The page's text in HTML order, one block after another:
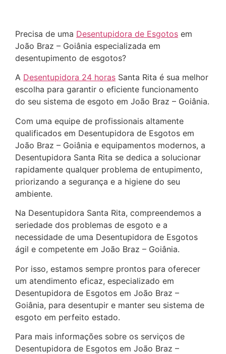
Precisa de uma Desentupidora de Esgotos em
João Braz – Goiânia especializada em
desentupimento de esgotos?
A Desentupidora 24 horas Santa Rita é sua melhor
escolha para garantir o eficiente funcionamento
do seu sistema de esgoto em João Braz – Goiânia.
Com uma equipe de profissionais altamente
qualificados em Desentupidora de Esgotos em
João Braz – Goiânia e equipamentos modernos, a
Desentupidora Santa Rita se dedica a solucionar
rapidamente qualquer problema de entupimento,
priorizando a segurança e a higiene do seu
ambiente.
Na Desentupidora Santa Rita, compreendemos a
seriedade dos problemas de esgoto e a
necessidade de uma Desentupidora de Esgotos
ágil e competente em João Braz – Goiânia.
Por isso, estamos sempre prontos para oferecer
um atendimento eficaz, especializado em
Desentupidora de Esgotos em João Braz –
Goiânia, para desentupir e manter seu sistema de
esgoto em perfeito estado.
Para mais informações sobre os serviços de
Desentupidora de Esgotos em João Braz –